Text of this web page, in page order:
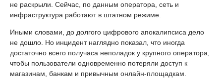
не раскрыли. Сейчас, по данным оператора, сеть и
инфраструктура работают в штатном режиме.
Иными словами, до долгого цифрового апокалипсиса дело
не дошло. Но инцидент наглядно показал, что иногда
достаточно всего получаса неполадок у крупного оператора,
чтобы пользователи одновременно потеряли доступ к
магазинам, банкам и привычным онлайн-площадкам.